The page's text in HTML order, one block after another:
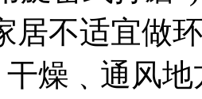
居不适宜做
干燥﹑通风